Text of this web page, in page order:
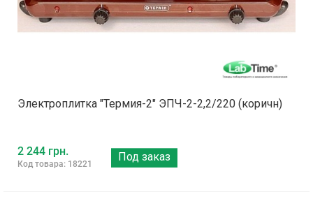
Электроплитка "Термия-2" ЭПЧ-2-2,2/220 (коричн)
2 244 грн.
Код товара: 18221
Под заказ